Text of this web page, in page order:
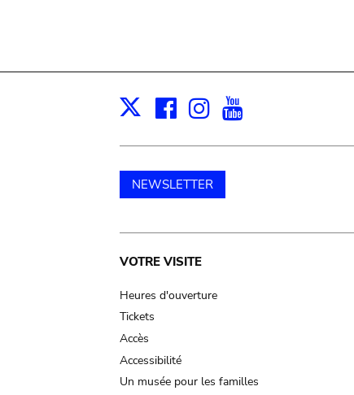
X Facebook
Instagram
NEWSLETTER
Main
navigation
VOTRE VISITE
Heures d'ouverture
Tickets
Accès
Accessibilité
Un musée pour les familles